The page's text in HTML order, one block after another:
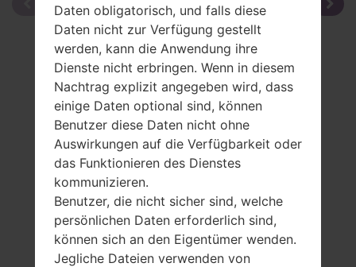
Daten obligatorisch, und falls diese
Daten nicht zur Verfügung gestellt
werden, kann die Anwendung ihre
Dienste nicht erbringen. Wenn in diesem
Nachtrag explizit angegeben wird, dass
einige Daten optional sind, können
Benutzer diese Daten nicht ohne
Auswirkungen auf die Verfügbarkeit oder
das Funktionieren des Dienstes
kommunizieren.
Benutzer, die nicht sicher sind, welche
persönlichen Daten erforderlich sind,
können sich an den Eigentümer wenden.
Jegliche Dateien verwenden von